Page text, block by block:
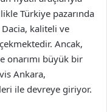
Türkiye pazarında
kaliteli ve
Ancak,
onarımı büyük bir
Ankara,
ile devreye giriyor.